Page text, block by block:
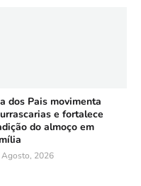
dos Pais movimenta
e fortalece
do almoço em
2026